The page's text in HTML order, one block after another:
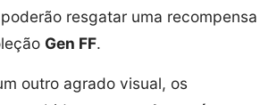
resgatar uma recompensa
Gen FF.
outro agrado visual, os